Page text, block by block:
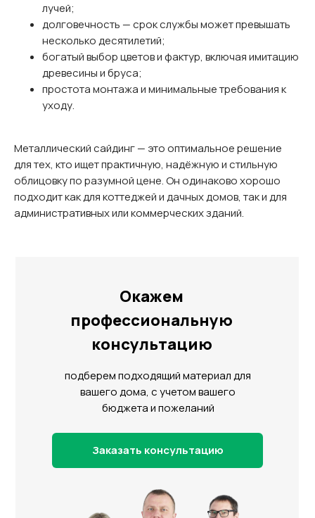
лучей;
долговечность — срок службы может превышать
несколько десятилетий;
богатый выбор цветов и фактур, включая имитацию
древесины и бруса;
простота монтажа и минимальные требования к
уходу.
Металлический сайдинг — это оптимальное решение
для тех, кто ищет практичную, надёжную и стильную
облицовку по разумной цене. Он одинаково хорошо
подходит как для коттеджей и дачных домов, так и для
административных или коммерческих зданий.
подберем подходящий материал для
вашего дома, с учетом вашего
бюджета и пожеланий
Окажем
профессиональную
консультацию
Заказать консультацию